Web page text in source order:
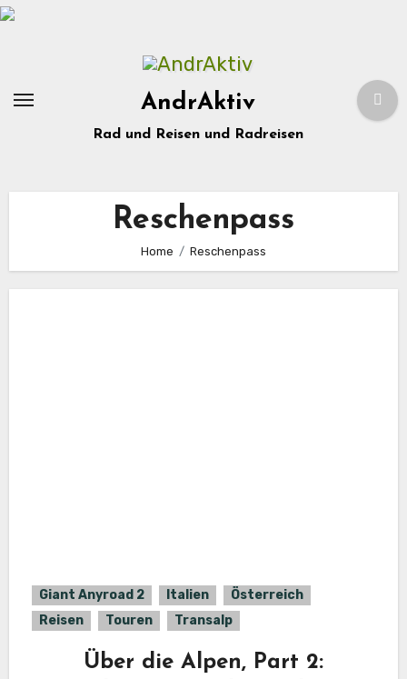
Zum
AndrAktiv
Rad und Reisen und Radreisen
Reschenpass
Home Reschenpass
Giant Anyroad 2 Italien
Österreich
Reisen
Touren Transalp
Über die Alpen, Part 2: